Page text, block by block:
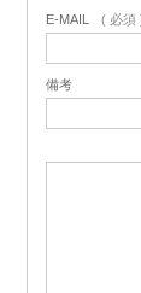
E-MAIL ( 必須
備考